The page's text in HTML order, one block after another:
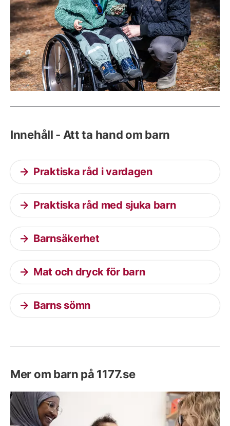
Innehåll - Att ta hand om barn
Praktiska råd i vardagen
Praktiska råd med sjuka barn
Barnsäkerhet
Mat och dryck för barn
Barns sömn
Mer om barn på 1177.se